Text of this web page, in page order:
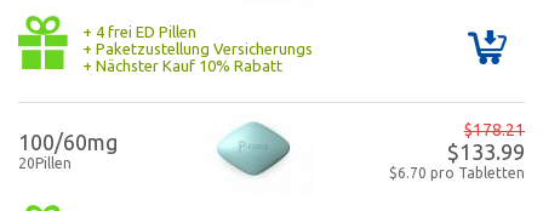
+ 4 frei ED Pillen
+ Paketzustellung Versicherungs
+ Nächster Kauf 10% Rabatt
100/60mg
20Pillen
$178.21
$133.99
$6.70 pro Tabletten